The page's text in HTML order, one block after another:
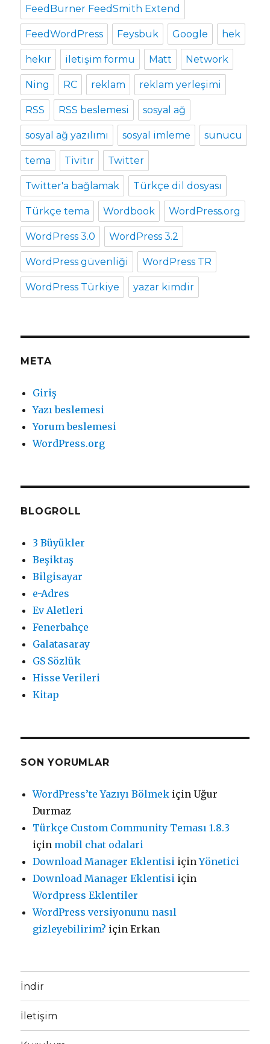
FeedBurner FeedSmith Extend
FeedWordPress Feysbuk Google hek
hekır iletişim formu Matt Network
Ning RC reklam reklam yerleşimi
RSS RSS beslemesi sosyal ağ
sosyal ağ yazılımı sosyal imleme sunucu
tema Tivitır Twitter
Twitter'a bağlamak Türkçe dil dosyası
Türkçe tema Wordbook WordPress.org
WordPress 3.0 WordPress 3.2
WordPress güvenliği WordPress TR
WordPress Türkiye yazar kimdir
META
Giriş
Yazı beslemesi
Yorum beslemesi
WordPress.org
BLOGROLL
3 Büyükler
Beşiktaş
Bilgisayar
e-Adres
Ev Aletleri
Fenerbahçe
Galatasaray
GS Sözlük
Hisse Verileri
Kitap
SON YORUMLAR
WordPress’te Yazıyı Bölmek içinUğur
Durmaz
Türkçe Custom Community Teması 1.8.3
için mobil chat odalari
Download Manager Eklentisi içinYönetici
Download Manager Eklentisi için
Wordpress Eklentiler
WordPress versiyonunu nasıl
gizleyebilirim? içinErkan
İndir
İletişim